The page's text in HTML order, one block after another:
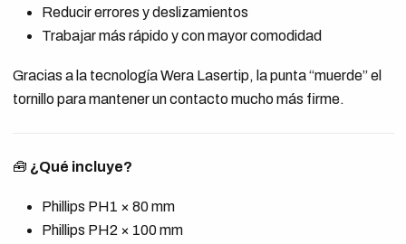
Reducir errores y deslizamientos
Trabajar más rápido y con mayor comodidad
Gracias a la tecnología Wera Lasertip, la punta “muerde” el
tornillo para mantener un contacto mucho más firme.
🧰 ¿Qué incluye?
Phillips PH1 × 80 mm
Phillips PH2 × 100 mm